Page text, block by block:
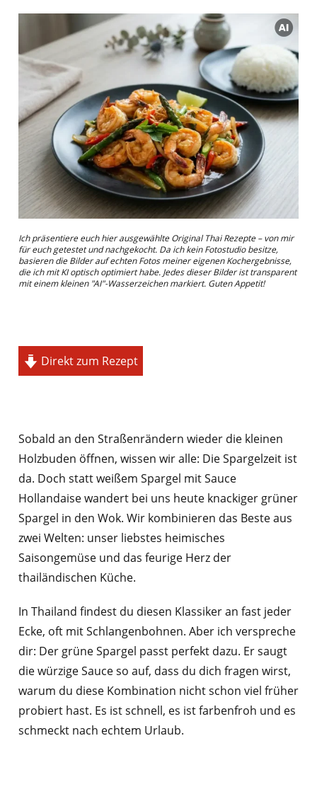
Ich präsentiere euch hier ausgewählte Original Thai Rezepte – von mir
für euch getestet und nachgekocht. Da ich kein Fotostudio besitze,
basieren die Bilder auf echten Fotos meiner eigenen Kochergebnisse,
die ich mit KI optisch optimiert habe. Jedes dieser Bilder ist transparent
mit einem kleinen "AI"-Wasserzeichen markiert. Guten Appetit!
Direkt zum Rezept
Sobald an den Straßenrändern wieder die kleinen
Holzbuden öffnen, wissen wir alle: Die Spargelzeit ist
da. Doch statt weißem Spargel mit Sauce
Hollandaise wandert bei uns heute knackiger grüner
Spargel in den Wok. Wir kombinieren das Beste aus
zwei Welten: unser liebstes heimisches
Saisongemüse und das feurige Herz der
thailändischen Küche.
In Thailand findest du diesen Klassiker an fast jeder
Ecke, oft mit Schlangenbohnen. Aber ich verspreche
dir: Der grüne Spargel passt perfekt dazu. Er saugt
die würzige Sauce so auf, dass du dich fragen wirst,
warum du diese Kombination nicht schon viel früher
probiert hast. Es ist schnell, es ist farbenfroh und es
schmeckt nach echtem Urlaub.